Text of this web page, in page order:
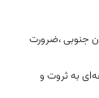
جنوبی ،ضرورت
به ثروت و